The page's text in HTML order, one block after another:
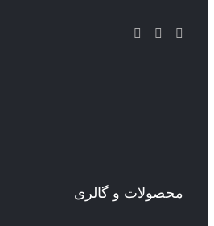
محصولات و گالری